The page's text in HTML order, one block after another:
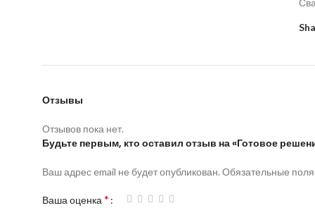
Отзывы
Отзывов пока нет.
Будьте первым, кто оставил отзыв на «Готовое
Ваш адрес email не будет опубликован. Обязательные
Ваша оценка *